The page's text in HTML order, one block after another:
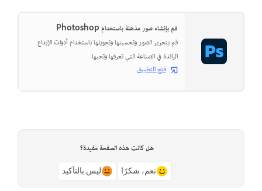
قم بإنشاء صور مذهلة باستخدام Photoshop
قم بتحرير الصور وتحسينها وتحويلها باستخدام أدوات الإبداع
الرائدة في الصناعة التي تعرفها وتحبها.
فتح التطبيق
هل كانت هذه الصفحة مفيدة؟
نعم، شكرًا ليس بالتأكيد